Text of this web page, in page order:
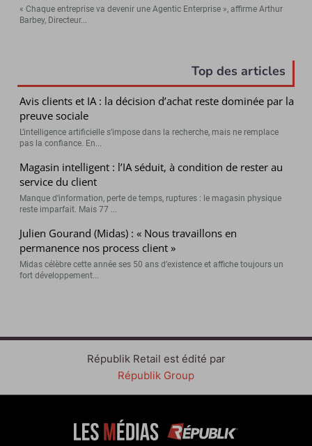
« Chaque entreprise va devenir une Agentic Enterprise », affirme Arthur
Barbey, Directeur...
Top des articles
Avis clients et IA : la décision d’achat reste dominée par la
preuve sociale
L’intelligence artificielle s’impose dans la recherche, mais ne remplace
pas la confiance. En...
Magasin intelligent : l’IA séduit, à condition de rester au
service du client
Manque d’information, perte de temps, ruptures : le magasin physique
reste imparfait. Mais 77 ...
Julien Gourand (Midas) : « Nous travaillons en
permanence nos process client »
Midas célèbre cette année ses 50 ans d’existence et affiche toujours un
fort développement...
Républik Retail est édité par
Républik Group